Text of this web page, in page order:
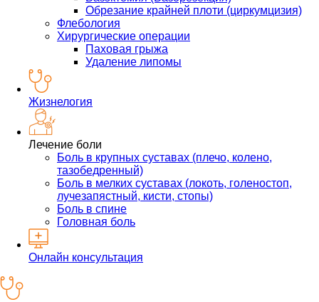
Обрезание крайней плоти (циркумцизия)
Флебология
Хирургические операции
Паховая грыжа
Удаление липомы
Жизнелогия
Лечение боли
Боль в крупных суставах (плечо, колено,
тазобедренный)
Боль в мелких суставах (локоть, голеностоп,
лучезапястный, кисти, стопы)
Боль в спине
Головная боль
Онлайн консультация